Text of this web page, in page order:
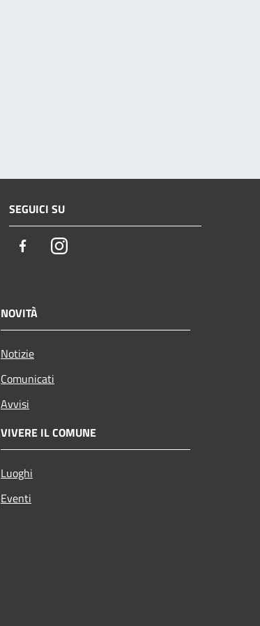
SEGUICI SU
FacebookInstagram
NOVITÀ
Notizie
Comunicati
Avvisi
VIVERE IL COMUNE
Luoghi
Eventi